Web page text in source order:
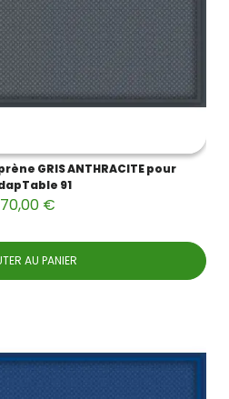
GRIS ANTHRACITE pour
91
€
AU PANIER